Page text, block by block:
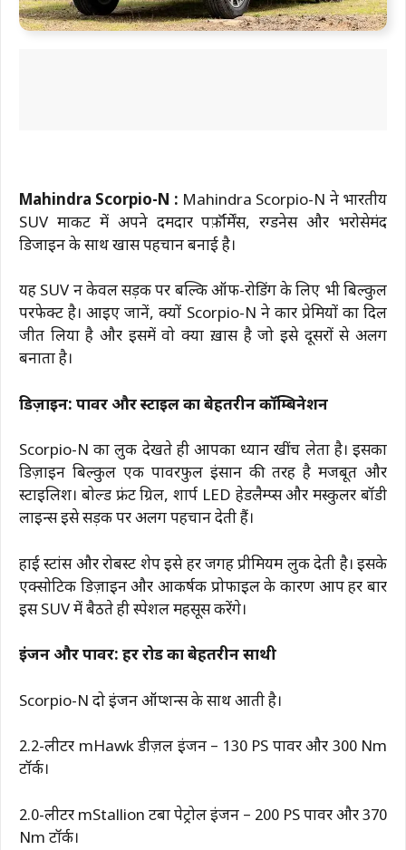
Mahindra Scorpio-N : Mahindra Scorpio-N ने भारतीय
SUV मार्केट में अपने दमदार पर्फ़ॉर्मेंस, रग्डनेस और भरोसेमंद
डिजाइन के साथ खास पहचान बनाई है।
यह SUV न केवल सड़क पर बल्कि ऑफ-रोडिंग के लिए भी बिल्कुल
परफेक्ट है। आइए जानें, क्यों Scorpio-N ने कार प्रेमियों का दिल
जीत लिया है और इसमें वो क्या ख़ास है जो इसे दूसरों से अलग
बनाता है।
डिज़ाइन: पावर और स्टाइल का बेहतरीन कॉम्बिनेशन
Scorpio-N का लुक देखते ही आपका ध्यान खींच लेता है। इसका
डिज़ाइन बिल्कुल एक पावरफुल इंसान की तरह है मजबूत और
स्टाइलिश। बोल्ड फ्रंट ग्रिल, शार्प LED हेडलैम्प्स और मस्कुलर बॉडी
लाइन्स इसे सड़क पर अलग पहचान देती हैं।
हाई स्टांस और रोबस्ट शेप इसे हर जगह प्रीमियम लुक देती है। इसके
एक्सोटिक डिज़ाइन और आकर्षक प्रोफाइल के कारण आप हर बार
इस SUV में बैठते ही स्पेशल महसूस करेंगे।
इंजन और पावर: हर रोड का बेहतरीन साथी
Scorpio-N दो इंजन ऑप्शन्स के साथ आती है।
2.2-लीटर mHawk डीज़ल इंजन – 130 PS पावर और 300 Nm
टॉर्क।
2.0-लीटर mStallion टर्बो पेट्रोल इंजन – 200 PS पावर और 370
Nm टॉर्क।